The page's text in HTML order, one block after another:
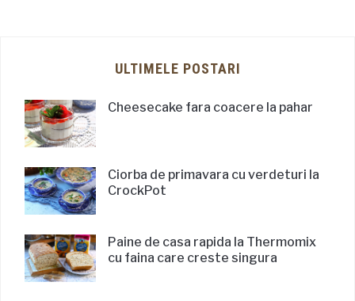
ULTIMELE POSTARI
Cheesecake fara coacere la pahar
Ciorba de primavara cu verdeturi la
CrockPot
Paine de casa rapida la Thermomix
cu faina care creste singura